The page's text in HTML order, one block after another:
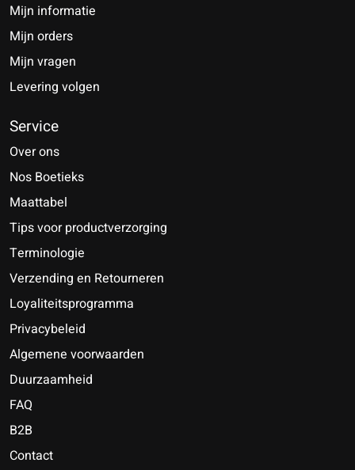
Mijn informatie
Mijn orders
Mijn vragen
Levering volgen
Service
Over ons
Nos Boetieks
Maattabel
Tips voor productverzorging
Terminologie
Verzending en Retourneren
Loyaliteitsprogramma
Privacybeleid
Algemene voorwaarden
Duurzaamheid
FAQ
B2B
Contact